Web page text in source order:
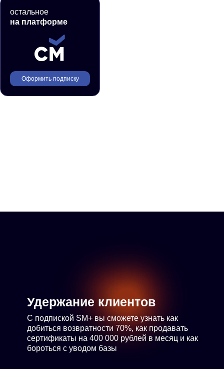
остальное
на платформе
Оформить подписку
Удержание клиентов
С подпиской SM+ вы сможете узнать как
добиться возвратности 70%, как продавать
сертификаты на 400 000 рублей в месяц и как
бороться с уводом базы